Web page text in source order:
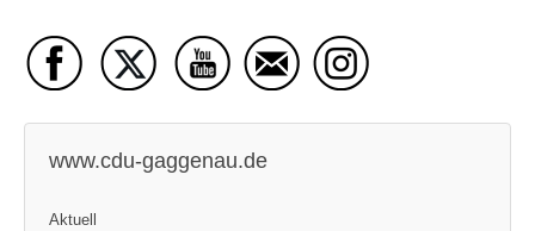
www.cdu-gaggenau.de
Aktuell